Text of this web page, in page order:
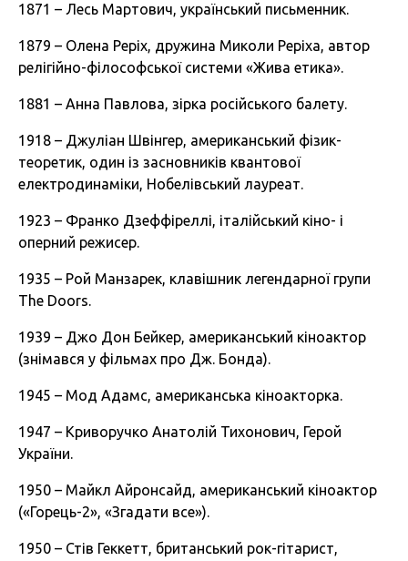
1871 – Лесь Мартович, український письменник.
1879 – Олена Реріх, дружина Миколи Реріха, автор
релігійно-філософської системи «Жива етика».
1881 – Анна Павлова, зірка російського балету.
1918 – Джуліан Швінгер, американський фізик-
теоретик, один із засновників квантової
електродинаміки, Нобелівський лауреат.
1923 – Франко Дзеффіреллі, італійський кіно- і
оперний режисер.
1935 – Рой Манзарек, клавішник легендарної групи
The Doors.
1939 – Джо Дон Бейкер, американський кіноактор
(знімався у фільмах про Дж. Бонда).
1945 – Мод Адамс, американська кіноакторка.
1947 – Криворучко Анатолій Тихонович, Герой
України.
1950 – Майкл Айронсайд, американський кіноактор
(«Горець-2», «Згадати все»).
1950 – Стів Геккетт, британський рок-гітарист,